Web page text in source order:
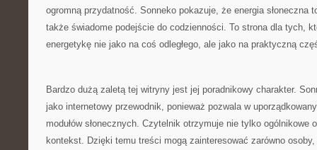
ogromną przydatność. Sonneko pokazuje, że energia słoneczna
także świadome podejście do codzienności. To strona dla tych,
energetykę nie jako na coś odległego, ale jako na praktyczną
Bardzo dużą zaletą tej witryny jest jej poradnikowy charakter.
jako internetowy przewodnik, ponieważ pozwala w
modułów słonecznych. Czytelnik otrzymuje nie tylko ogólnikowe
kontekst. Dzięki temu treści mogą zainteresować zarówno